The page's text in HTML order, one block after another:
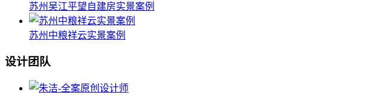
苏州吴江平望自建房实景案例
苏州中粮祥云实景案例
设计团队